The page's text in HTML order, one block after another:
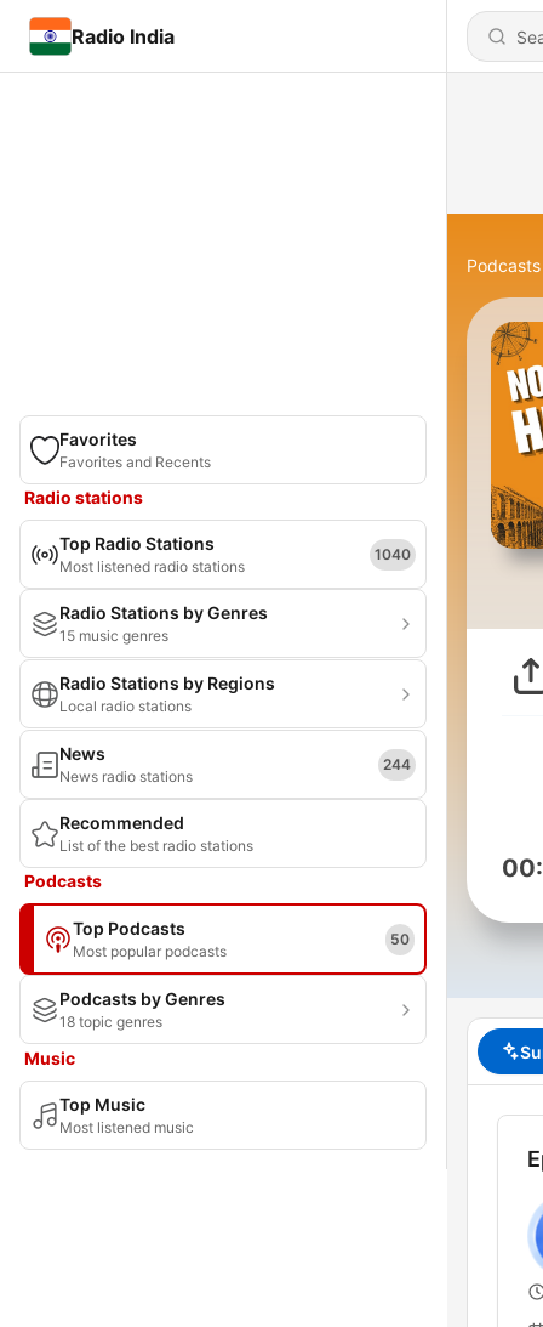
Radio India
Favorites
Favorites and Recents
Radio stations
Top Radio Stations
Most listened radio stations
1040
Radio Stations by Genres
15 music genres
Radio Stations by Regions
Local radio stations
News
News radio stations
244
Recommended
List of the best radio stations
Podcasts
Top Podcasts
Most popular podcasts
50
Podcasts by Genres
18 topic genres
Music
Top Music
Most listened music
Podcasts